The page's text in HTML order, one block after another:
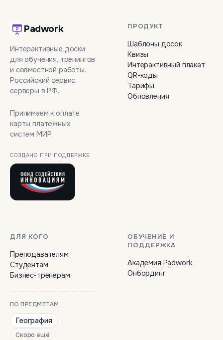
Padwork
Интерактивные доски
для обучения, тренингов
и совместной работы.
Российский сервис,
серверы в РФ.
Принимаем к оплате
карты платёжных
систем МИР.
СОЗДАНО ПРИ ПОДДЕРЖКЕ
ПРОДУКТ
Шаблоны досок
Квизы
Интерактивный плакат
QR-коды
Тарифы
Обновления
ДЛЯ КОГО
Преподавателям
Студентам
Бизнес-тренерам
ПО ПРЕДМЕТАМ
География
Скоро ещё
ОБУЧЕНИЕ И
ПОДДЕРЖКА
Академия Padwork
Онбординг